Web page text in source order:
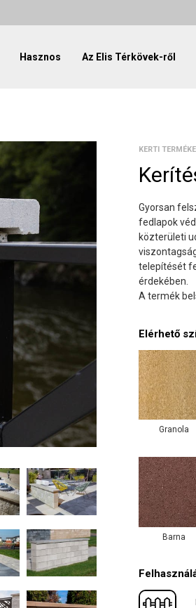
Hasznos Az Elis Térkövek-ről
KERTI
Gyorsan
fedlapok
közterületi
telepítését
érdekében.
A termék
Elérhető
Granola
Barna